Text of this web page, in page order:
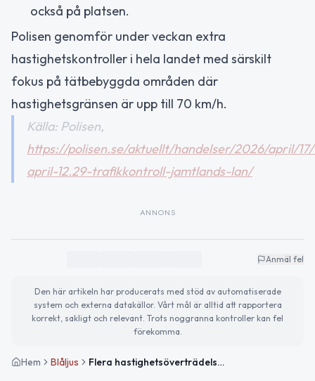
också på platsen.
Polisen genomför under veckan extra
hastighetskontroller i hela landet med särskilt
fokus på tätbebyggda områden där
hastighetsgränsen är upp till 70 km/h.
Källa: Polisen,
https://polisen.se/aktuellt/handelser/2026/april/17/
april-12.29-trafikkontroll-jamtlands-lan/
ANNONS
Anmäl fel
Den här artikeln har producerats med stöd av automatiserade
system och externa datakällor. Vårt mål är alltid att rapportera
korrekt, sakligt och relevant. Trots noggranna kontroller kan fel
förekomma.
Hem Blåljus Flera hastighetsöverträdelser och nykterhetskontroller i Jämtlands län